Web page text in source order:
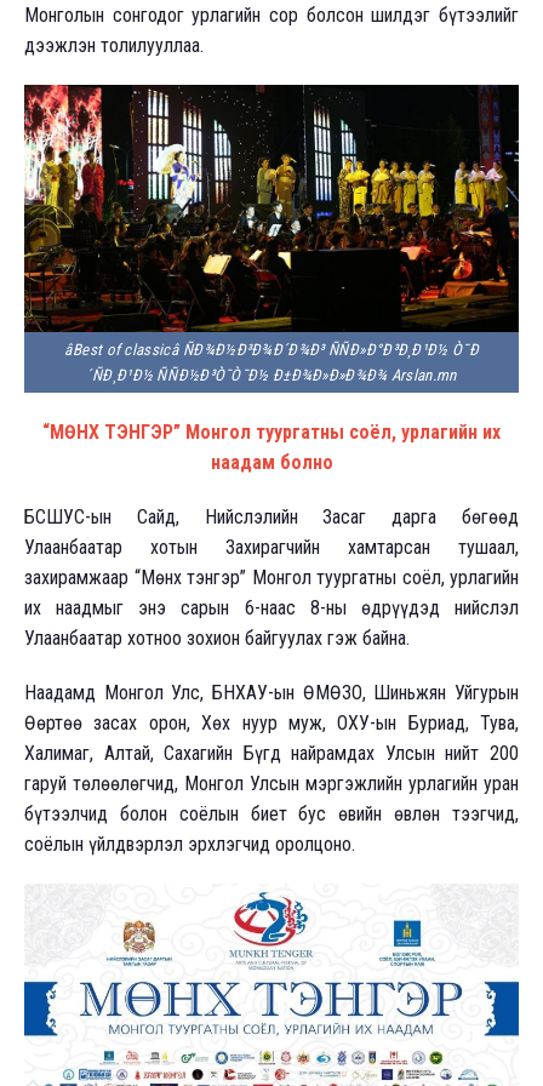
Монголын сонгодог урлагийн сор болсон шилдэг бүтээлийг
дээжлэн толилууллаа.
âBest of classicâ ÑÐ¾Ð½Ð³Ð¾Ð´Ð¾Ð³ ÑÑÐ»Ð°Ð³Ð¸Ð¹Ð½ Ò¯Ð
´ÑÐ¸Ð¹Ð½ ÑÑÐ½Ð³Ò¯Ò¯Ð½ Ð±Ð¾Ð»Ð»Ð¾Ð¾ Arslan.mn
“МӨНХ ТЭНГЭР” Монгол туургатны соёл, урлагийн их
наадам болно
БСШУС-ын Сайд, Нийслэлийн Засаг дарга бөгөөд
Улаанбаатар хотын Захирагчийн хамтарсан тушаал,
захирамжаар “Мөнх тэнгэр” Монгол туургатны соёл, урлагийн
их наадмыг энэ сарын 6-наас 8-ны өдрүүдэд нийслэл
Улаанбаатар хотноо зохион байгуулах гэж байна.
Наадамд Монгол Улс, БНХАУ-ын ӨМӨЗО, Шиньжян Уйгурын
Өөртөө засах орон, Хөх нуур муж, ОХУ-ын Буриад, Тува,
Халимаг, Алтай, Сахагийн Бүгд найрамдах Улсын нийт 200
гаруй төлөөлөгчид, Монгол Улсын мэргэжлийн урлагийн уран
бүтээлчид болон соёлын биет бус өвийн өвлөн тээгчид,
соёлын үйлдвэрлэл эрхлэгчид оролцоно.